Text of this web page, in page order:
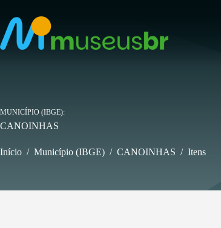
para
conteúdo
MUNICÍPIO (IBGE)
CANOINHAS
Início / Município (IBGE) / CANOINHAS / Itens